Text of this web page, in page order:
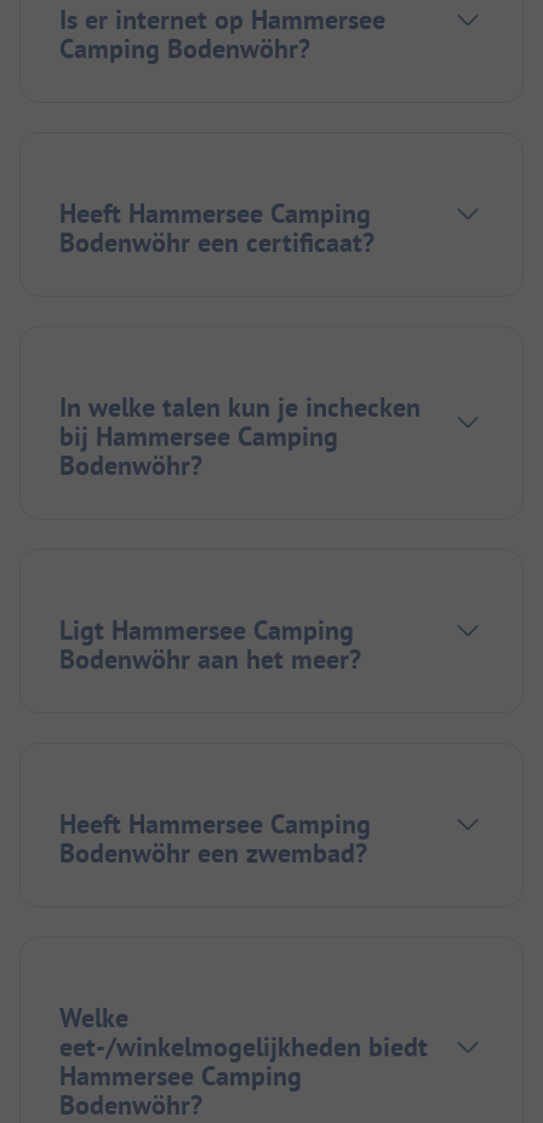
Is er internet op Hammersee
Camping Bodenwöhr?
Heeft Hammersee Camping
Bodenwöhr een certificaat?
In welke talen kun je inchecken
bij Hammersee Camping
Bodenwöhr?
Ligt Hammersee Camping
Bodenwöhr aan het meer?
Heeft Hammersee Camping
Bodenwöhr een zwembad?
Welke
eet-/winkelmogelijkheden biedt
Hammersee Camping
Bodenwöhr?